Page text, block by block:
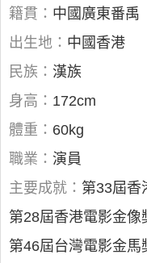
籍貫： 中國廣東番禹
出生地： 中國香港
民族： 漢族
身高： 172cm
體重： 60kg
職業： 演員
主要成就： 第33屆香
第28屆香港電影金像
第46屆台灣電影金馬